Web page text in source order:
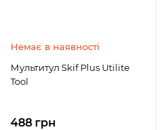
Немає в наявності
Мультитул Skif Plus Utilite
Tool
488 грн